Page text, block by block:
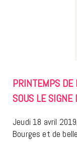
PRINTEMPS DE
SOUS LE SIGNE
Jeudi 18 avril
Bourges et de